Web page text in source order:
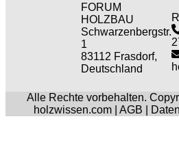
FORUM
HOLZBAU
Schwarzenbergstr.
1
83112 Frasdorf,
Deutschland
Alle Rechte vorbehalten.
holzwissen.com | AGB